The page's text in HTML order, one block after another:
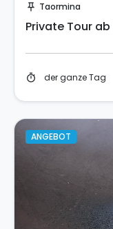
push_pin Taormina
Private Tour
timer der ganze Tag
ANGEBOT